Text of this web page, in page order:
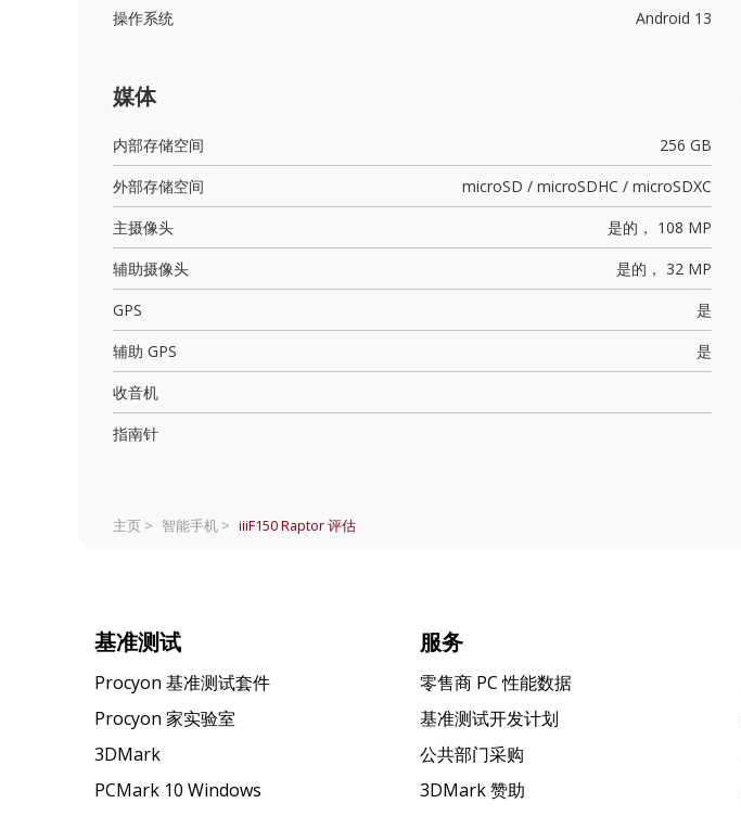
操作系统
Android 13
媒体
内部存储空间
256 GB
外部存储空间
microSD / microSDHC / microSDXC
主摄像头
是的， 108 MP
辅助摄像头
是的， 32 MP
GPS
是
辅助 GPS
是
收音机
指南针
主页 > 智能手机 > iiiF150 Raptor评估
基准测试
Procyon 基准测试套件
Procyon 家实验室
3DMark
PCMark 10 Windows
服务
零售商 PC 性能数据
基准测试开发计划
公共部门采购
3DMark 赞助